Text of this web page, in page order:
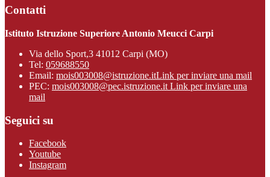
Contatti
Istituto Istruzione Superiore Antonio Meucci Carpi
Via dello Sport,3 41012 Carpi (MO)
Tel: 059688550
Email: mois003008@istruzione.itLink per inviare una mail
PEC: mois003008@pec.istruzione.it Link per inviare una
mail
Seguici su
Facebook
Youtube
Instagram